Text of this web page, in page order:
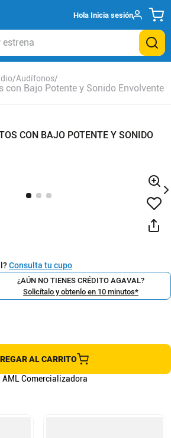
Hola Inicia sesión
Audífonos
con Bajo Potente y Sonido Envolvente
CON BAJO POTENTE Y SONIDO
Consulta tu cupo
¿AÚN NO TIENES CRÉDITO AGAVAL?
Solicítalo y obtenlo en 10 minutos*
AL CARRITO
AML Comercializadora